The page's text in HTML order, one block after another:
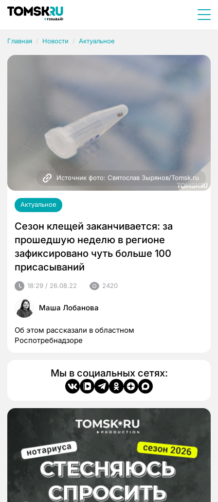
Главная Новости Актуальное
Источник фото: Святослав Зырянов/Tomsk.ru
Актуальное
Сезон клещей заканчивается: за
прошедшую неделю в регионе
зафиксировано чуть больше 100
присасываний
18:29 / 26.08.22 2420
Маша Лобанова
Об этом рассказали в областном
Роспотребнадзоре
Мы в социальных сетях: